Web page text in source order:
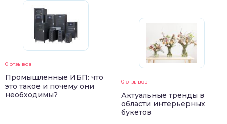
0 отзывов
Промышленные ИБП: что
это такое и почему они
необходимы?
0 отзывов
Актуальные тренды в
области интерьерных
букетов